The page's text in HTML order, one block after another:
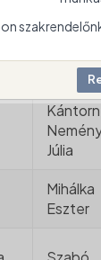
Eszter
Júlia
Mihálka
Eszter